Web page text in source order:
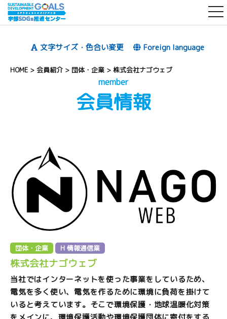
文字サイズ・色合い変更 Foreign language
HOME > 会員紹介 > 団体・企業 > 株式会社ナゴウェブ
member
会員情報
団体・企業 H 情報通信業
株式会社ナゴウェブ
当社ではインターネットを使った事業をしているため、
電気を多く使い、電気を作るために環境に負荷を掛けて
いると考えています。そこで環境保護・地球温暖化対策
t
o
t
i